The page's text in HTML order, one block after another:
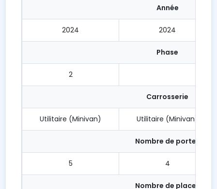
Année
2024 2024
Phase
2
Carrosserie
Utilitaire (Minivan) Utilitaire (Minivan)
Nombre de portes
5 4
Nombre de places